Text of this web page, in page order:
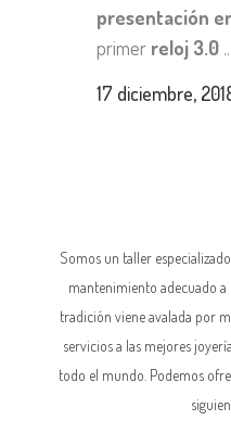
presentación
primer reloj 3.0 ...
17 diciembre,
Somos un taller
mantenimiento adecuado a
tradición viene avalada por
servicios a las mejores
todo el mundo. Podemos